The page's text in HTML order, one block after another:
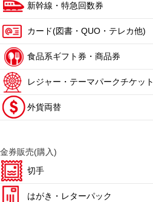
新幹線・特急回数券
カード(図書・QUO・テレカ他)
食品系ギフト券・商品券
レジャー・テーマパークチケット
外貨両替
金券販売(購入)
切手
はがき・レターパック